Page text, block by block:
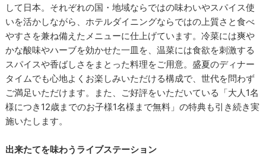
して日本。それぞれの国・地域ならではの味わいやスパイス使
いを活かしながら、ホテルダイニングならではの上質さと食べ
やすさを兼ね備えたメニューに仕上げています。冷菜には爽や
かな酸味やハーブを効かせた一皿を、温菜には食欲を刺激する
スパイスや香ばしさをまとった料理をご用意。盛夏のディナー
タイムでも心地よくお楽しみいただける構成で、世代を問わず
ご満足いただけます。また、ご好評をいただいている「大人1名
様につき12歳までのお子様1名様まで無料」の特典も引き続き実
施いたします。
出来たてを味わうライブステーション